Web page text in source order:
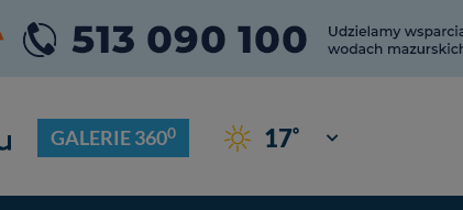
GALERIE 3600 17° Giżycko